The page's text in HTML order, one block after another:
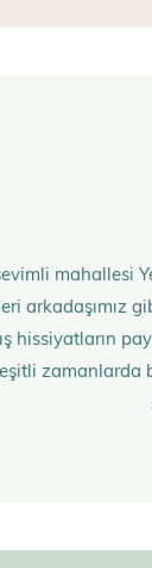
mahallesi
arkadaşımız
hissiyatların